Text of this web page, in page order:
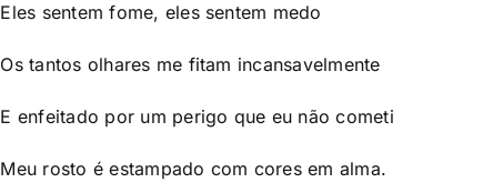
Eles sentem fome, eles sentem medo
Os tantos olhares me fitam incansavelmente
E enfeitado por um perigo que eu não cometi
Meu rosto é estampado com cores em alma.